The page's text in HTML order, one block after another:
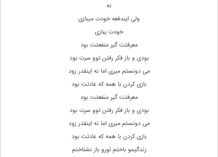
نه
ولی ایندفعه خودت میبازی
خودت یبازی
معرفتت گیر منفعتت بود
بودی و باز فکر رفتن توو سرت بود
می دونستم میری اما نه اینقدر زود
بازی کردن با همه که عادتت بود
معرفتت گیر منفعتت بود
بودی و باز فکر رفتن توو سرت بود
می دونستم میری اما نه اینقدر زود
بازی کردن با همه که عادتت بود
زندگیمو باختم تورو باز نشناختم